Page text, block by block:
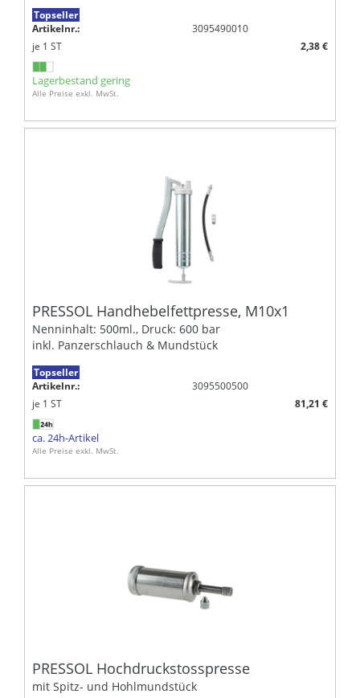
Topseller
Artikelnr.:
3095490010
je 1 ST 2,38 €
Lagerbestand gering
Alle Preise exkl. MwSt.
PRESSOL Handhebelfettpresse, M10x1
Nenninhalt: 500ml., Druck: 600 bar
inkl. Panzerschlauch & Mundstück
Topseller
Artikelnr.:
3095500500
je 1 ST 81,21 €
ca. 24h-Artikel
Alle Preise exkl. MwSt.
PRESSOL Hochdruckstosspresse
mit Spitz- und Hohlmundstück